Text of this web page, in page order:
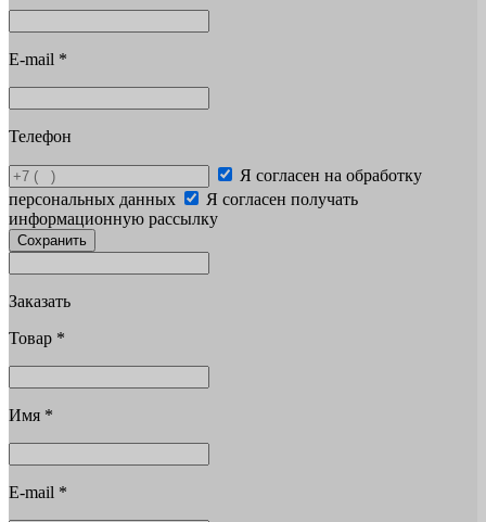
E-mail *
Телефон
Я согласен на обработку
персональных данных
Я согласен получать
информационную рассылку
Сохранить
Заказать
Товар *
Имя *
E-mail *